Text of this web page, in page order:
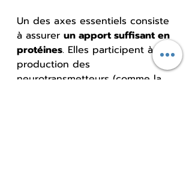
Un des axes essentiels consiste
à assurer un apport suffisant en
protéines. Elles participent à la
production des
neurotransmetteurs (comme la